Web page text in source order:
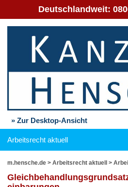
Deutschlandweit:
» Zur Desktop-Ansicht
Arbeitsrecht aktuell
m.hensche.de > Arbeitsrecht aktuell >